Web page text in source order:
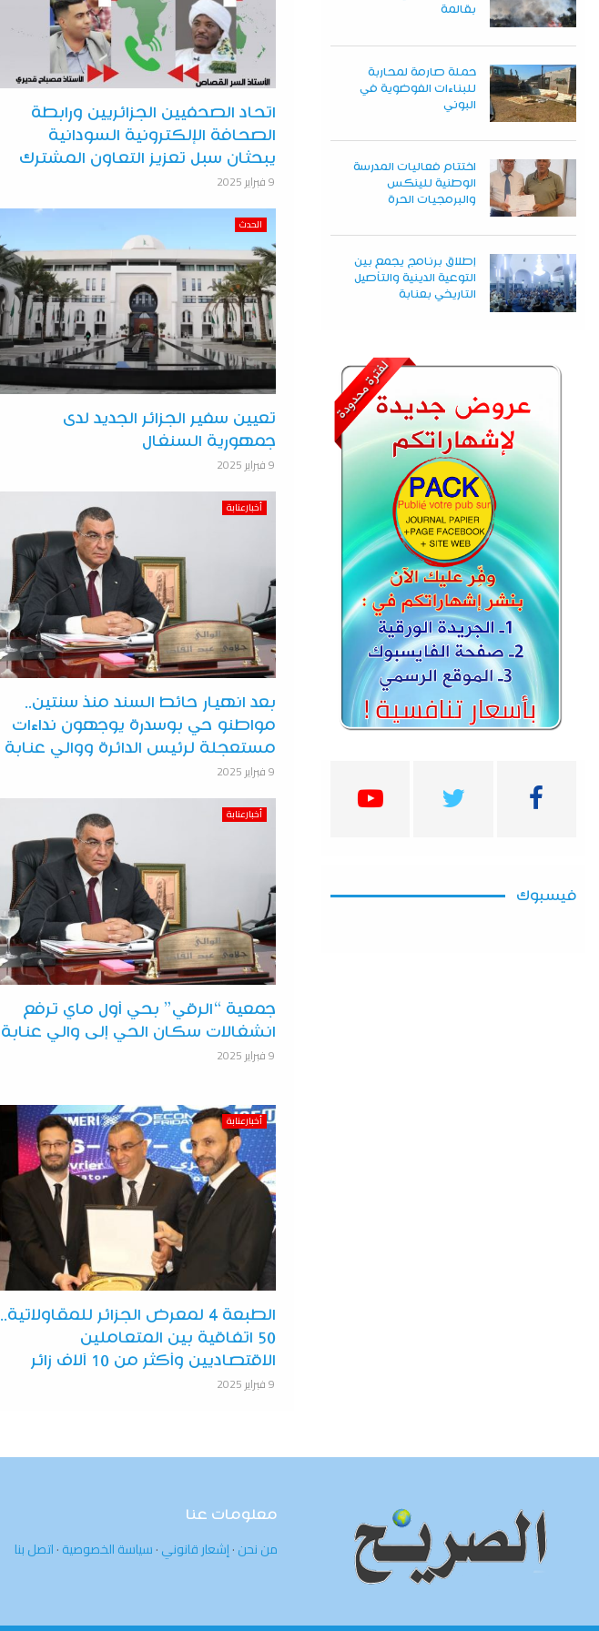
اتحاد الصحفيين الجزائريين ورابطة
الصحافة الإلكترونية السودانية
يبحثان سبل تعزيز التعاون المشترك
9 فبراير 2025
الحدث
تعيين سفير الجزائر الجديد لدى
جمهورية السنغال
9 فبراير 2025
أخبارعنابة
بعد انهيار حائط السند منذ سنتين..
مواطنو حي بوسدرة يوجهون نداءات
مستعجلة لرئيس الدائرة ووالي عنابة
9 فبراير 2025
أخبارعنابة
جمعية “الرقي” بحي أول ماي ترفع
انشغالات سكان الحي إلى والي عنابة
9 فبراير 2025
أخبارعنابة
الطبعة 4 لمعرض الجزائر للمقاولاتية..
50 اتفاقية بين المتعاملين
الاقتصاديين وأكثر من 10 آلاف زائر
9 فبراير 2025
بقالمة
حملة صارمة لمحاربة
للبناءات الفوضوية في
البوني
اختتام فعاليات المدرسة
الوطنية للينكس
والبرمجيات الحرة
إطلاق برنامج يجمع بين
التوعية الدينية والتأصيل
التاريخي بعنابة
فيسبوك
معلومات عنا
من نحن·إشعار قانوني·سياسة الخصوصية·اتصل بنا